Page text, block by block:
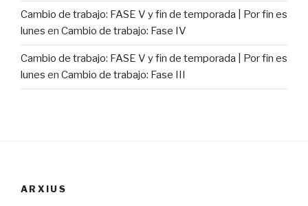
Cambio de trabajo: FASE V y fin de temporada | Por fin es
lunes en Cambio de trabajo: Fase IV
Cambio de trabajo: FASE V y fin de temporada | Por fin es
lunes en Cambio de trabajo: Fase III
ARXIUS